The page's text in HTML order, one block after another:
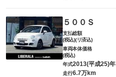
５００Ｓ
支払総額
(税込)(リ済込)
車両本体価格
(税込)
年式2013(平成25)年
走行6.7万km